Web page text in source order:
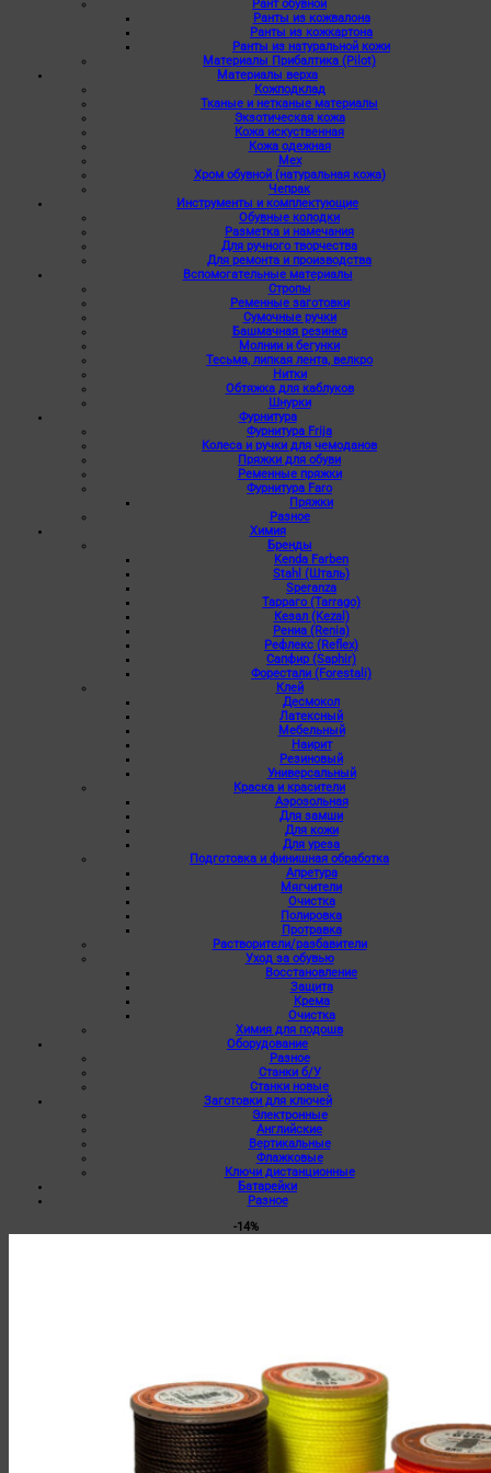
Рант обувной
Ранты из кожвалона
Ранты из кожкартона
Ранты из натуральной кожи
Материалы Прибалтика (Pilot)
Материалы верха
Кожподклад
Тканые и нетканые материалы
Экзотическая кожа
Кожа искуственная
Кожа одежная
Мех
Хром обувной (натуральная кожа)
Чепрак
Инструменты и комплектующие
Обувные колодки
Разметка и намечания
Для ручного творчества
Для ремонта и производства
Вспомогательные материалы
Стропы
Ременные заготовки
Сумочные ручки
Башмачная резинка
Молнии и бегунки
Тесьма, липкая лента, велкро
Нитки
Обтяжка для каблуков
Шнурки
Фурнитура
Фурнитура Frija
Колеса и ручки для чемоданов
Пряжки для обуви
Ременные пряжки
Фурнитура Faro
Пряжки
Разное
Химия
Бренды
Kenda Farben
Stahl (Шталь)
Speranza
Тарраго (Tarrago)
Кезал (Kezal)
Рениа (Renia)
Рефлекс (Reflex)
Сапфир (Saphir)
Форестали (Forestali)
Клей
Десмокол
Латексный
Мебельный
Наирит
Резиновый
Универсальный
Краска и красители
Аэрозольная
Для замши
Для кожи
Для уреза
Подготовка и финишная обработка
Апретура
Мягчители
Очистка
Полировка
Протравка
Растворители/разбавители
Уход за обувью
Восстановление
Защита
Крема
Очистка
Химия для подошв
Оборудование
Разное
Станки б/У
Станки новые
Заготовки для ключей
Электронные
Английские
Вертикальные
Флажковые
Ключи дистанционные
Батарейки
Разное
-14%